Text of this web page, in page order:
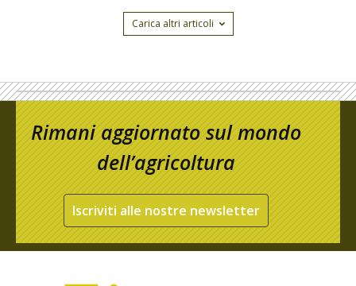
Carica altri articoli
Rimani aggiornato sul mondo
dell’agricoltura
Iscriviti alle nostre newsletter